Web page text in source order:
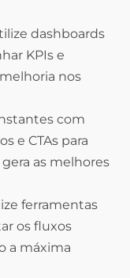
dashboards
KPIs e
nos
com
e CTAs para
as melhores
ferramentas
os fluxos
a máxima